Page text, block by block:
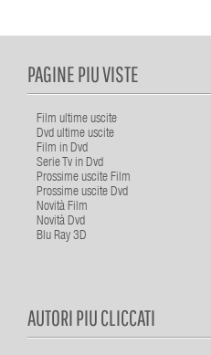
PAGINE PIU VISTE
Film ultime uscite
Dvd ultime uscite
Film in Dvd
Serie Tv in Dvd
Prossime uscite Film
Prossime uscite Dvd
Novità Film
Novità Dvd
Blu Ray 3D
AUTORI PIU CLICCATI